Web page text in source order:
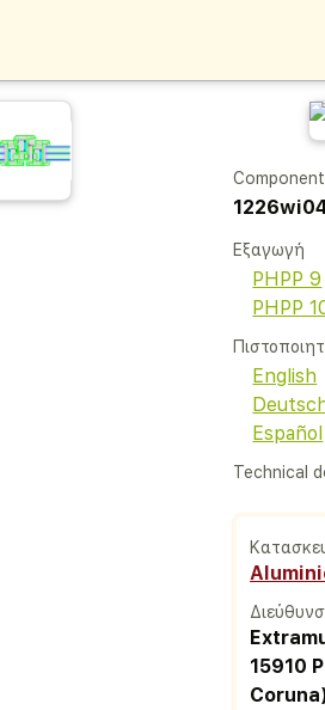
Εξαγωγή
PHPP 9
PHPP
English
Español
Technical
15910